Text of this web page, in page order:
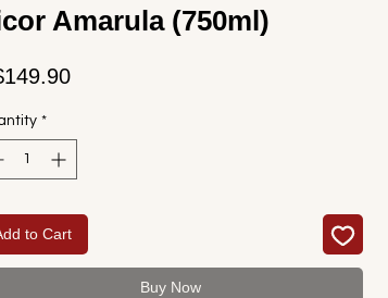
Amarula (750ml)
Price
*
to Cart
Buy Now